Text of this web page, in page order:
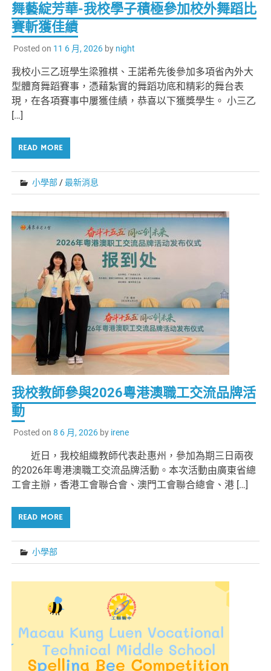
舞藝綻芳華-我校學子積極參加校外舞蹈比
賽斬獲佳績
Posted on 11 6 月, 2026by night
我校小三乙班學生梁雅棋、王諾希先後參加多項省內外大
型體育舞蹈賽事，憑藉紮實的舞蹈功底和精彩的舞台表
現，在各項賽事中屢獲佳績，恭喜以下獲獎學生。 小三乙
[…]
READ MORE
小學部 /最新消息
我校教師參與2026粵港澳職工交流品牌活
動
Posted on 8 6 月, 2026by irene
近日，我校組織教師代表赴惠州，參加為期三日兩夜
的2026年粵港澳職工交流品牌活動。本次活動由廣東省總
工會主辦，香港工會聯合會、澳門工會聯合總會、港 […]
READ MORE
小學部